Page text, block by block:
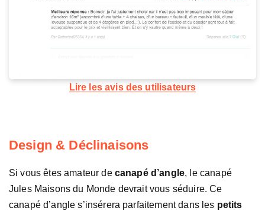
Lire les avis des utilisateurs
Design & Déclinaisons
Si vous êtes amateur de canapé d’angle, le canapé
Jules Maisons du Monde devrait vous séduire. Ce
canapé d’angle s’insérera parfaitement dans les petits